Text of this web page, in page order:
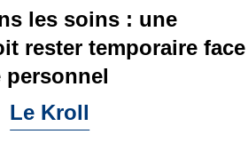
les soins : une
rester temporaire face
personnel
Le Kroll